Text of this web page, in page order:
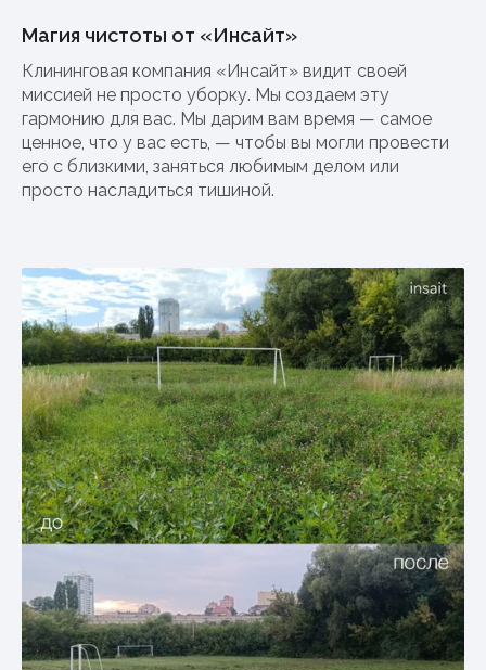
Магия чистоты от «Инсайт»
Клининговая компания «Инсайт» видит своей
миссией не просто уборку. Мы создаем эту
гармонию для вас. Мы дарим вам время — самое
ценное, что у вас есть, — чтобы вы могли провести
его с близкими, заняться любимым делом или
просто насладиться тишиной.